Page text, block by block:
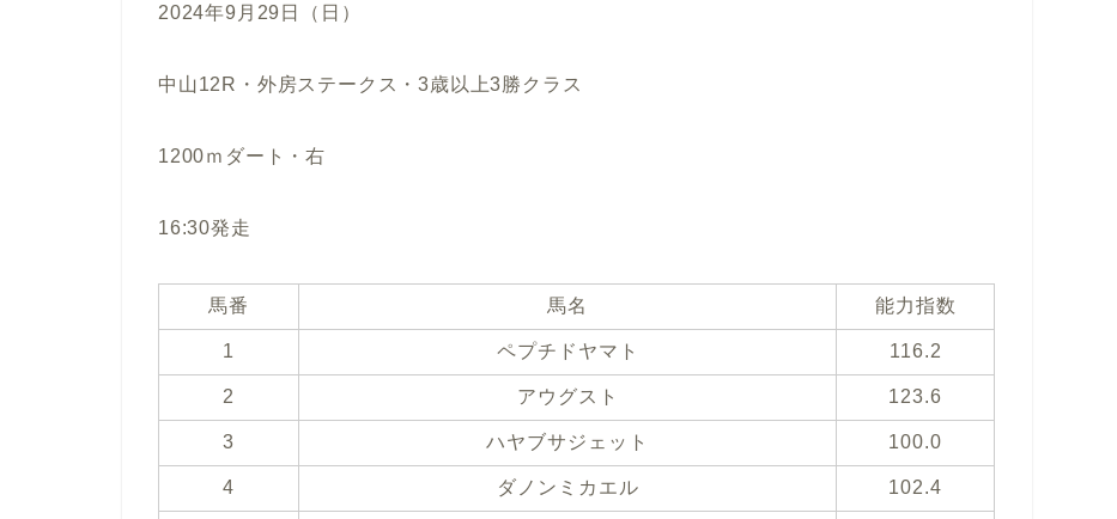
2024年9月29日（日）
中山12R・外房ステークス・3歳以上3勝クラス
1200ｍダート・右
16:30発走
馬番 馬名 能力指数
1 ペプチドヤマト 116.2
2 アウグスト 123.6
3 ハヤブサジェット 100.0
4 ダノンミカエル 102.4